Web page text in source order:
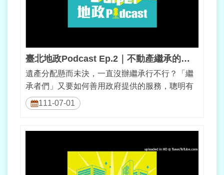
臺北地政Podcast Ep.2｜不動產繼承的大小事（下）
111-07-01
遺產分配懸而未決，一直沒辦繼承行不行？「繼
承者們」又要如何善用政府提供的服務，聰明有
效率的完成不動產繼承？本集繼續聽張治...